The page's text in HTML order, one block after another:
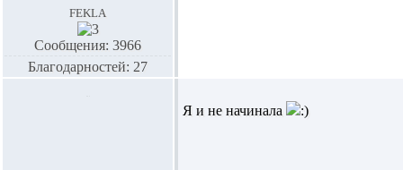
fekla
Сообщения: 3966
Благодарностей: 27
Я и не начинала